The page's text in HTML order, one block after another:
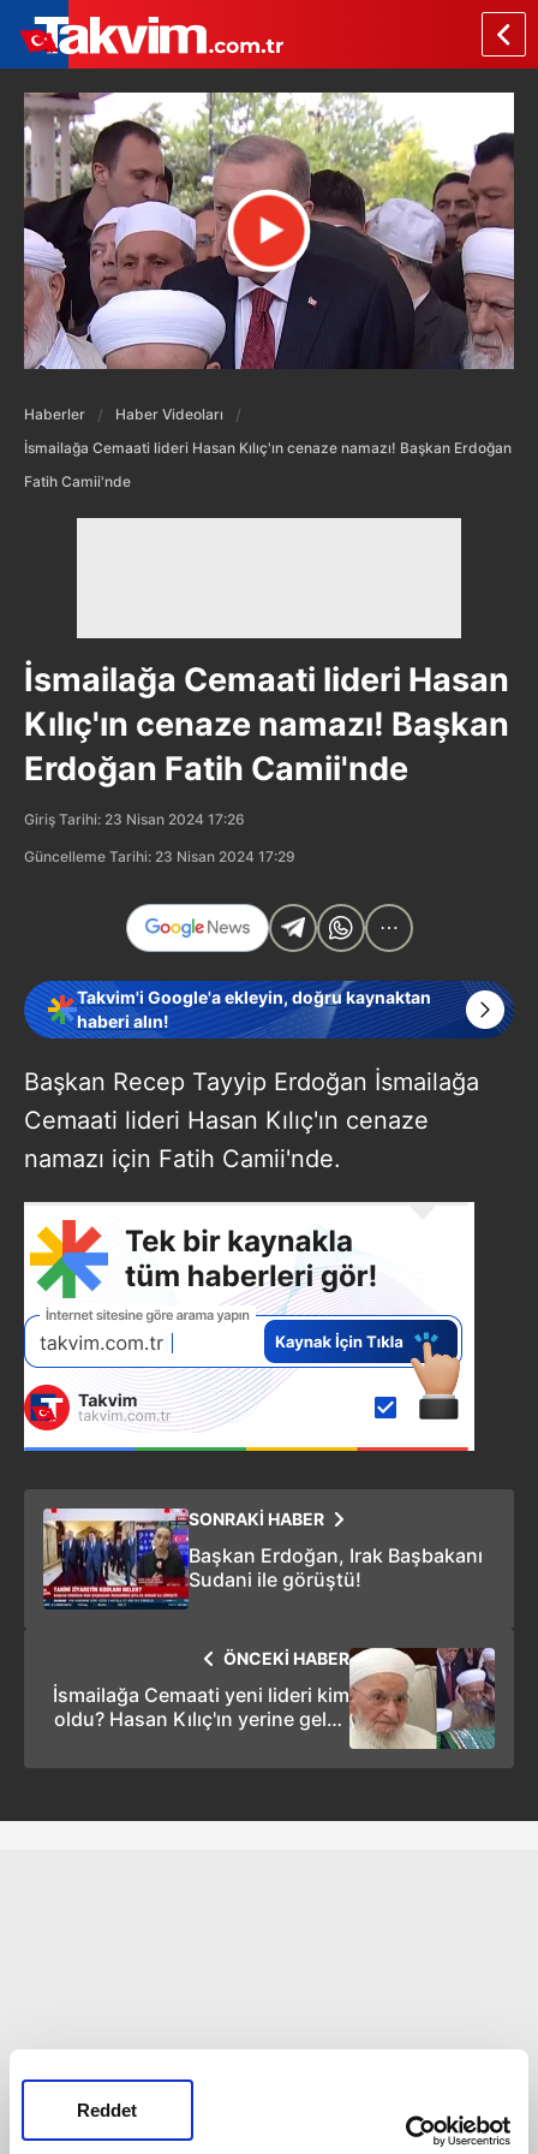
Reddet
Haberler
Haber Videoları
İsmailağa Cemaati lideri Hasan Kılıç'ın cenaze namazı! Başkan Erdoğan
Fatih Camii'nde
İsmailağa Cemaati lideri Hasan
Kılıç'ın cenaze namazı! Başkan
Erdoğan Fatih Camii'nde
Giriş Tarihi: 23 Nisan 2024 17:26
Güncelleme Tarihi: 23 Nisan 2024 17:29
Takvim'i Google'a ekleyin, doğru kaynaktan
haberi alın!
Başkan Recep Tayyip Erdoğan İsmailağa
Cemaati lideri Hasan Kılıç'ın cenaze
namazı için Fatih Camii'nde.
SONRAKİ HABER
Başkan Erdoğan, Irak Başbakanı
Sudani ile görüştü!
ÖNCEKİ HABER
İsmailağa Cemaati yeni lideri kim
oldu? Hasan Kılıç'ın yerine gelen
Hatibi Ahmed Fikri Doğan oldu!